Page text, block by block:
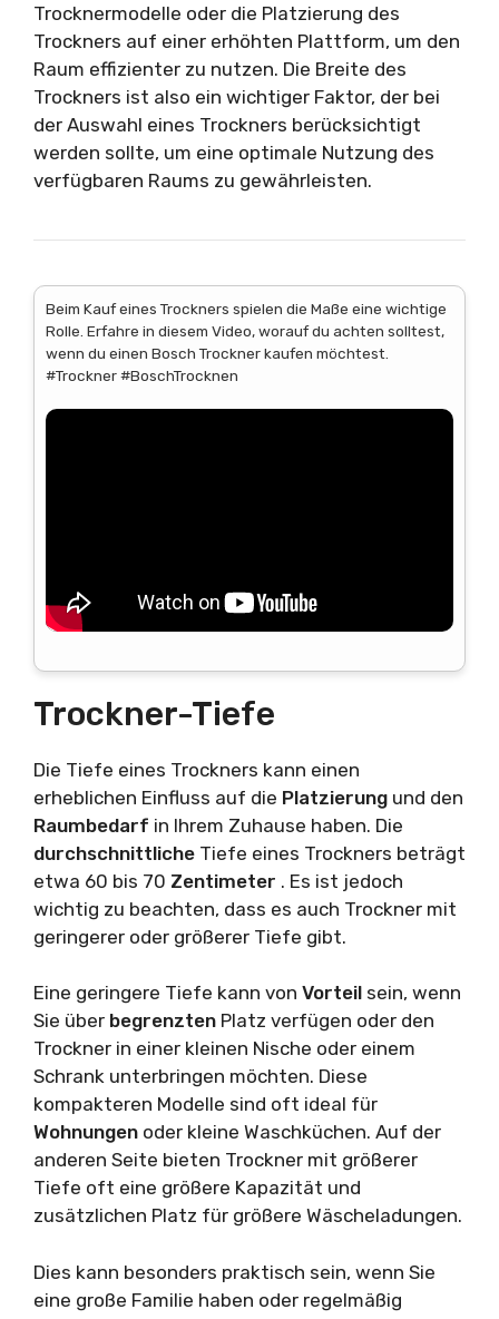
Trocknermodelle oder die Platzierung des
Trockners auf einer erhöhten Plattform, um den
Raum effizienter zu nutzen. Die Breite des
Trockners ist also ein wichtiger Faktor, der bei
der Auswahl eines Trockners berücksichtigt
werden sollte, um eine optimale Nutzung des
verfügbaren Raums zu gewährleisten.
Beim Kauf eines Trockners spielen die Maße eine wichtige
Rolle. Erfahre in diesem Video, worauf du achten solltest,
wenn du einen Bosch Trockner kaufen möchtest.
#Trockner #BoschTrocknen
Trockner-Tiefe
Die Tiefe eines Trockners kann einen
erheblichen Einfluss auf die Platzierung und den
Raumbedarf in Ihrem Zuhause haben. Die
durchschnittliche Tiefe eines Trockners beträgt
etwa 60 bis 70 Zentimeter . Es ist jedoch
wichtig zu beachten, dass es auch Trockner mit
geringerer oder größerer Tiefe gibt.
Eine geringere Tiefe kann von Vorteil sein, wenn
Sie über begrenzten Platz verfügen oder den
Trockner in einer kleinen Nische oder einem
Schrank unterbringen möchten. Diese
kompakteren Modelle sind oft ideal für
Wohnungen oder kleine Waschküchen. Auf der
anderen Seite bieten Trockner mit größerer
Tiefe oft eine größere Kapazität und
zusätzlichen Platz für größere Wäscheladungen.
Dies kann besonders praktisch sein, wenn Sie
eine große Familie haben oder regelmäßig